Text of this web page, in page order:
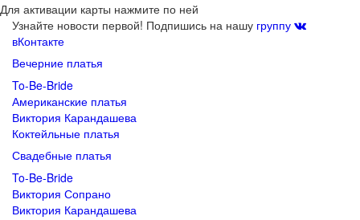
Для активации карты нажмите по ней
Узнайте новости первой! Подпишись на нашу группу
вКонтакте
Вечерние платья
To-Be-Bride
Американские платья
Виктория Карандашева
Коктейльные платья
Свадебные платья
To-Be-Bride
Виктория Сопрано
Виктория Карандашева